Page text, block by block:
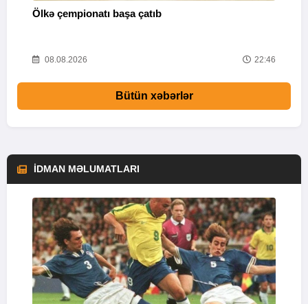
Ölkə çempionatı başa çatıb
08.08.2026 22:46
Bütün xəbərlər
İDMAN MƏLUMATLARI